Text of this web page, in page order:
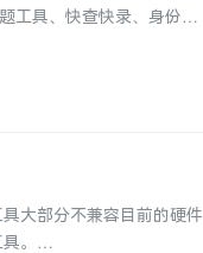
工具、快查快录、身份证
大部分不兼容目前的硬件
。